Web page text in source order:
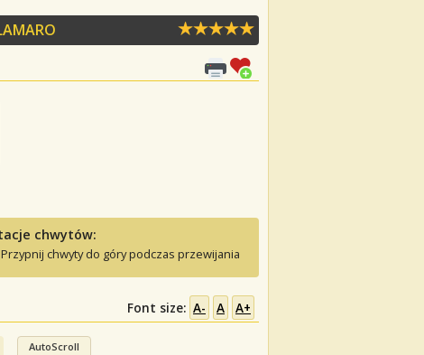
chwytów:
Przypnij chwyty do góry podczas przewijania
Font size: A- A A+
AutoScroll